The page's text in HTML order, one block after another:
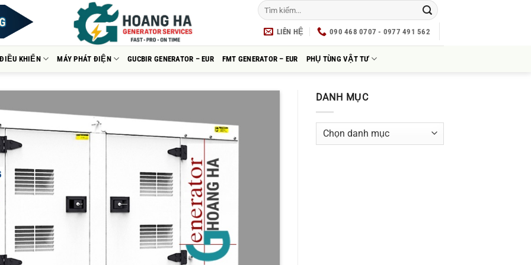
LIÊN HỆ 090 468 0707 - 0977 491 562
KHIỂN MÁY PHÁT ĐIỆN GUCBIR GENERATOR – EUR FMT GENERATOR – EUR PHỤ TÙNG VẬT TƯ
DANH MỤC
Danh
mục